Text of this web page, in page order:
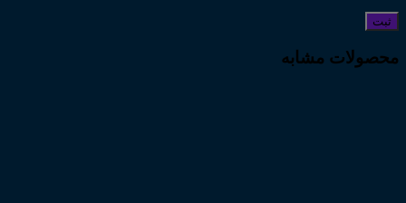
محصولات مشابه